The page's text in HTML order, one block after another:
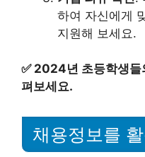
하여 자신에게
지원해 보세요.
✅ 2024년 초등학생들
펴보세요.
채용정보를